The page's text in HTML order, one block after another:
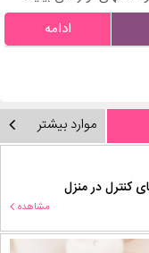
ادامه
موارد بیشتر
کنترل در منزل
مشاهده